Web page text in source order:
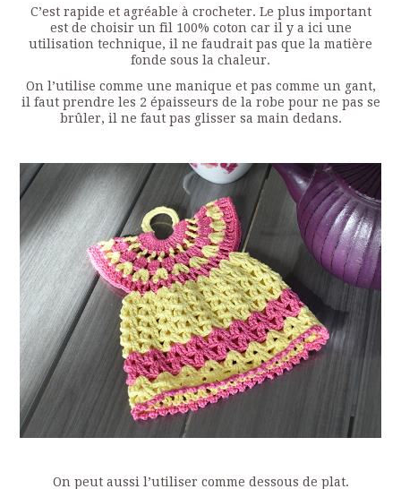
C’est rapide et agréable à crocheter. Le plus important
est de choisir un fil 100% coton car il y a ici une
utilisation technique, il ne faudrait pas que la matière
fonde sous la chaleur.
On l’utilise comme une manique et pas comme un gant,
il faut prendre les 2 épaisseurs de la robe pour ne pas se
brûler, il ne faut pas glisser sa main dedans.
On peut aussi l’utiliser comme dessous de plat.